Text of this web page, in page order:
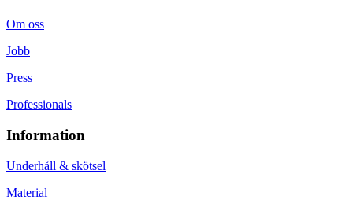
Om oss
Jobb
Press
Professionals
Information
Underhåll & skötsel
Material